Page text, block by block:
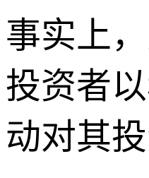
事实上
投资者
动对其